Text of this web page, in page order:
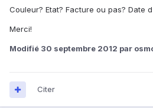
Couleur? Etat? Facture ou pas? Date
Merci!
Modifié 30 septembre 2012 par
Citer